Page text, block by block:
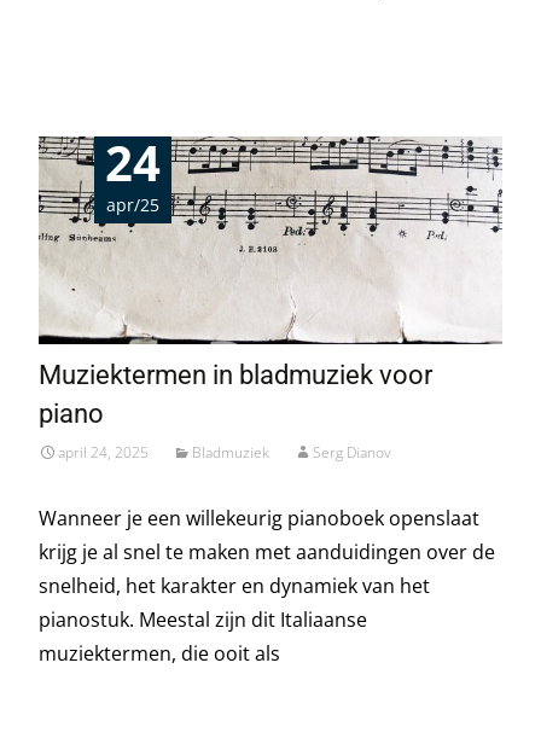
24
apr/25
Muziektermen in bladmuziek voor
piano
april 24, 2025 Bladmuziek Serg Dianov
Wanneer je een willekeurig pianoboek openslaat
krijg je al snel te maken met aanduidingen over de
snelheid, het karakter en dynamiek van het
pianostuk. Meestal zijn dit Italiaanse
muziektermen, die ooit als